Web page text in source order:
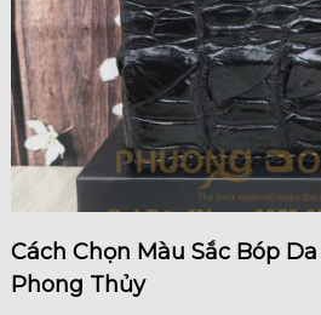
Cách Chọn Màu Sắc Bóp
Phong Thủy